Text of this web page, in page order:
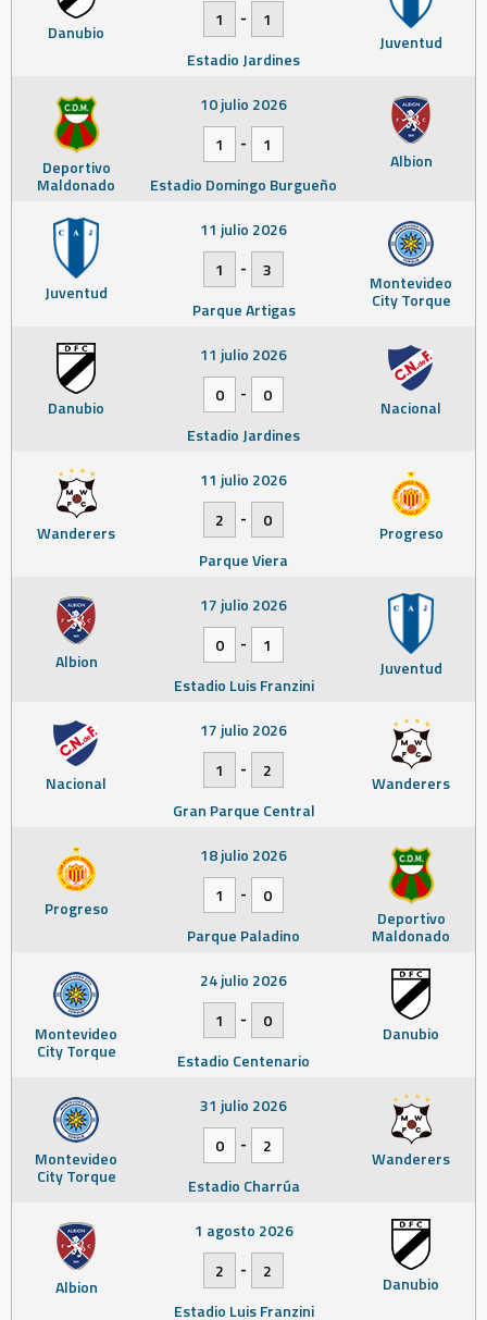
Danubio Juventud
1
-
1
Estadio Jardines
Deportivo
Maldonado
Albion
10 julio 2026
1
-
1
Estadio Domingo Burgueño
Juventud Montevideo
City Torque
11 julio 2026
1
-
3
Parque Artigas
Danubio Nacional
11 julio 2026
0
-
0
Estadio Jardines
Wanderers Progreso
11 julio 2026
2
-
0
Parque Viera
Albion Juventud
17 julio 2026
0
-
1
Estadio Luis Franzini
Nacional Wanderers
17 julio 2026
1
-
2
Gran Parque Central
Progreso Deportivo
Maldonado
18 julio 2026
1
-
0
Parque Paladino
Montevideo
City Torque
Danubio
24 julio 2026
1
-
0
Estadio Centenario
Montevideo
City Torque
Wanderers
31 julio 2026
0
-
2
Estadio Charrúa
Albion Danubio
1 agosto 2026
2
-
2
Estadio Luis Franzini